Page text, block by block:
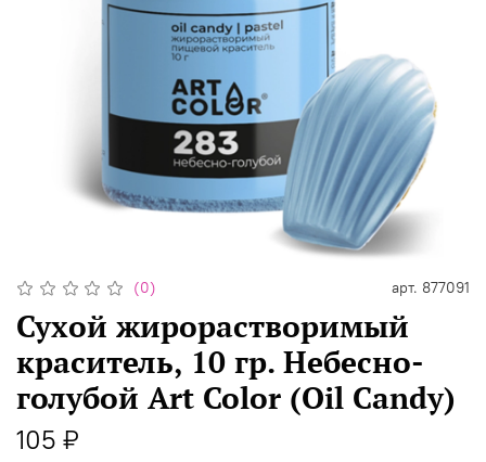
(0) арт. 877091
Сухой жирорастворимый
краситель, 10 гр. Небесно-
голубой Art Color (Oil Candy)
105 ₽